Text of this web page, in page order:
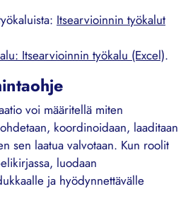
Itsearvioinnin työkalut
Itsearvioinnin työkalu (Excel).
voi määritellä miten
koordinoidaan, laaditaan
sen laatua valvotaan. Kun roolit
luodaan
ja hyödynnettävälle